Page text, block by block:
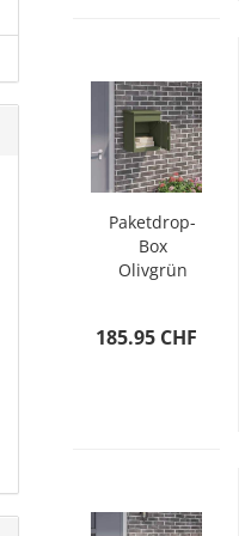
Paketdrop-
Box
Olivgrün
Stahl
185.95 CHF